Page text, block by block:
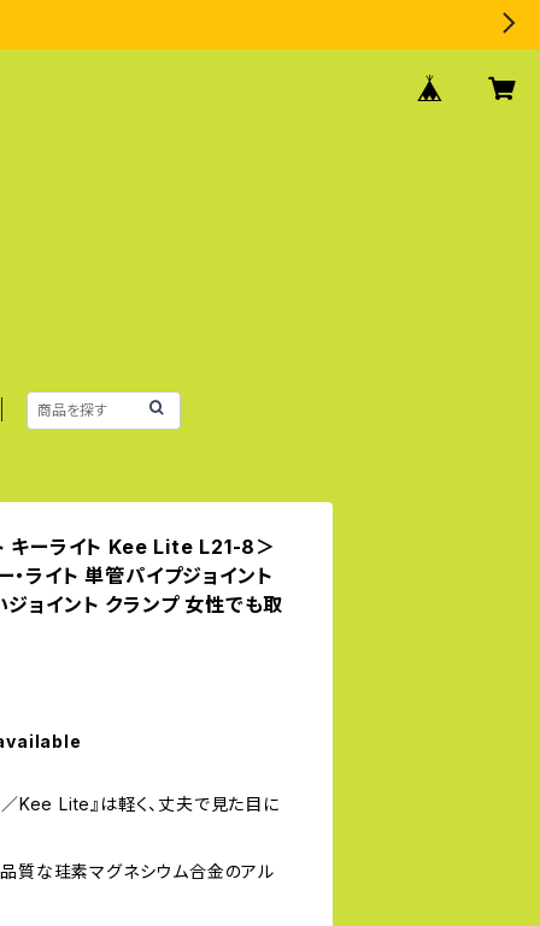
キーライト Kee Lite L21-8＞
ライト 単管パイプジョイント
ョイント クランプ 女性でも取
／Kee Lite』は軽く、丈夫で見た目に
品質な珪素マグネシウム合金のアル